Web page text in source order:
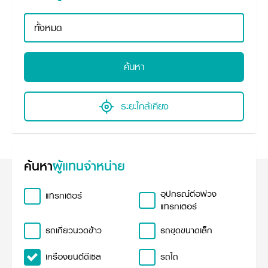
สินค้าอื่น ๆ
เครื่องจักรกลก่อสร้าง
รถขุดขนาดเล็ก
รถตักล้อยาง
สินค้านวัตกรรมการเกษตร
โดรนการเกษตร
ศูนย์จำหน่ายกล้าแผ่นคูโบต้า
สิ่งที่ผู้ลงทุนจะได้รับ
การลงทุนรายได้และจุดคุ้มทุน
ขั้นตอนการเข้าร่วมโครงการ
ติดต่อซื้อกล้าแผ่น
ประวัติบริษัท
วิสัยทัศน์และนโยบาย
4 หัวใจหลักของธุรกิจ
มาตรฐานสู่ความเป็นผู้นำในเอเชีย
ธุรกิจต่างประเทศ
ที่มา
สำนักงานต่างประเทศ
ประเทศคู่ค้า
สมัครงานคูโบต้า
ตำแหน่งงานว่าง
นักศึกษาฝึกงาน
ข่าวสาร
ข่าวสาร
ข่าวสารองค์กร
โฆษณาคูโบต้า
ข่าวกิจกรรมเพื่อสังคม
การพัฒนาชุมชน และสังคม
การศึกษา และเยาวชน
สิ่งแวดล้อมความปลอดภัยและอาชีวอนามัย
คูโบต้าร่วมมือ
เกษตรร่วมใจ
โครงการ
เอกสารดาวน์โหลด
บริการหลังการขาย
เช่าซื้อ
KAS เกษตรครบวงจร
คูโบต้าฟาร์ม
คูโบต้าแฟมิลี่
ภาษา
ค้นหา
ระยะใกล้เคียง
ค้นหาผู้แทนจำหน่าย
แทรกเตอร์
อุปกรณ์ต่อพ่วง
แทรกเตอร์
รถเกี่ยวนวดข้าว
รถขุดขนาดเล็ก
เครื่องยนต์ดีเซล
รถไถ